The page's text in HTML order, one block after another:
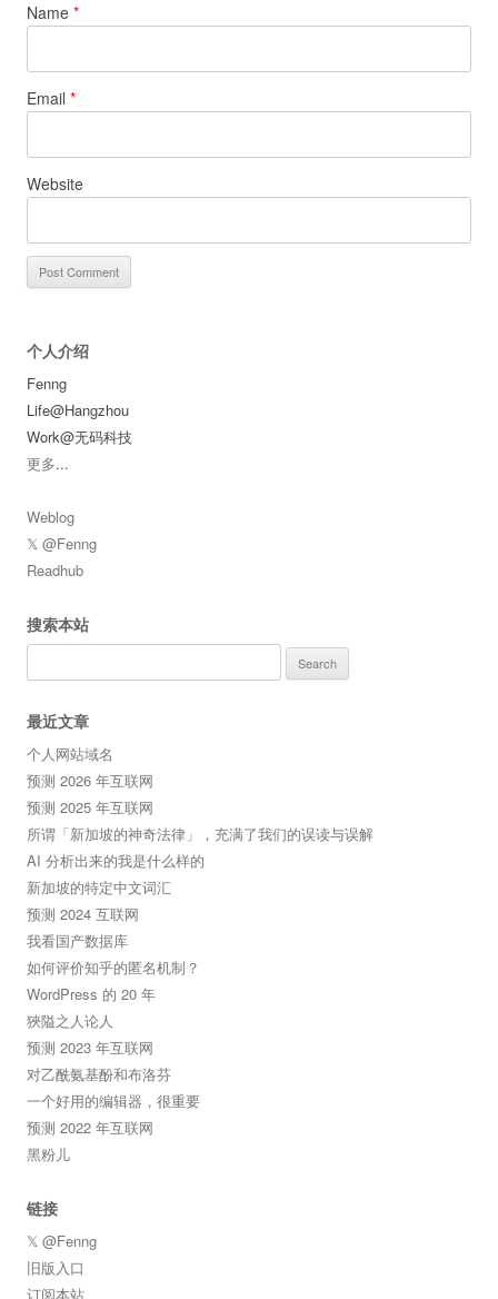
Name *
Email *
Website
个人介绍
Fenng
Life@Hangzhou
Work@无码科技
更多...
Weblog
𝕏 @Fenng
Readhub
搜索本站
for:
最近文章
个人网站域名
预测 2026 年互联网
预测 2025 年互联网
所谓「新加坡的神奇法律」，充满了我们的误读与误解
AI 分析出来的我是什么样的
新加坡的特定中文词汇
预测 2024 互联网
我看国产数据库
如何评价知乎的匿名机制？
WordPress 的 20 年
狹隘之人论人
预测 2023 年互联网
对乙酰氨基酚和布洛芬
一个好用的编辑器，很重要
预测 2022 年互联网
黑粉儿
链接
𝕏 @Fenng
旧版入口
订阅本站